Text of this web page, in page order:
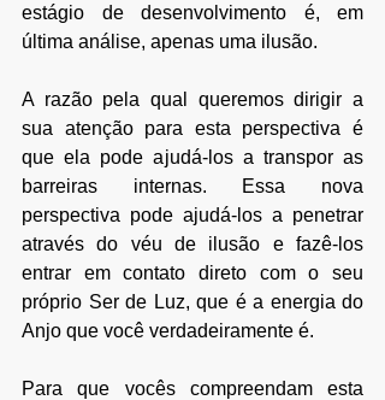
estágio de desenvolvimento é, em
última análise, apenas uma ilusão.
A razão pela qual queremos dirigir a
sua atenção para esta perspectiva é
que ela pode ajudá-los a transpor as
barreiras internas. Essa nova
perspectiva pode ajudá-los a penetrar
através do véu de ilusão e fazê-los
entrar em contato direto com o seu
próprio Ser de Luz, que é a energia do
Anjo que você verdadeiramente é.
Para que vocês compreendam esta